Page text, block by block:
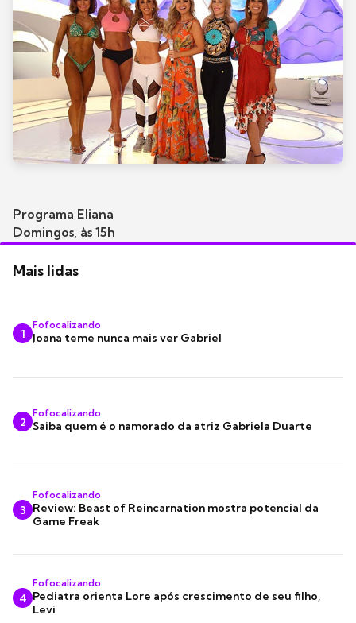
Programa Eliana
Domingos, às 15h
Mais lidas
1
Fofocalizando
Joana teme nunca mais ver Gabriel
2
Fofocalizando
Saiba quem é o namorado da atriz Gabriela Duarte
3
Fofocalizando
Review: Beast of Reincarnation mostra potencial da
Game Freak
4
Fofocalizando
Pediatra orienta Lore após crescimento de seu filho,
Levi